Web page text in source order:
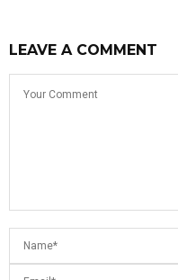
LEAVE A COMMENT